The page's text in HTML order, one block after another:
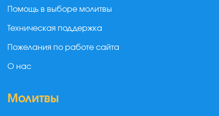
Помощь в выборе молитвы
Техническая поддержка
Пожелания по работе сайта
О нас
Молитвы